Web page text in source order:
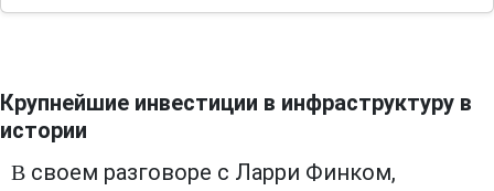
Крупнейшие инвестиции в инфраструктуру в
истории
В своем разговоре с Ларри Финком,